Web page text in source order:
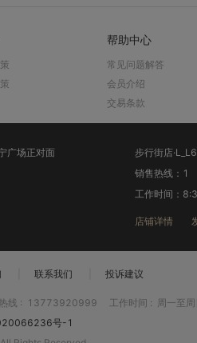
帮助中心
常见问题解答
会员介绍
交易条款
步行街店·L_L6地址：1
联系我们 投诉建议
线 : 13773920999 工作时间 :
周一至周
号-1